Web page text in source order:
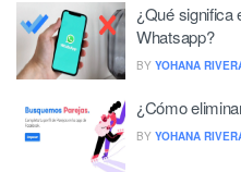
¿Qué significa
Whatsapp?
BY YOHANA
¿Cómo
BY YOHANA